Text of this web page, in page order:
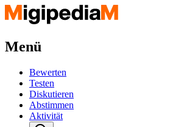
Menü
Bewerten
Testen
Diskutieren
Abstimmen
Aktivität